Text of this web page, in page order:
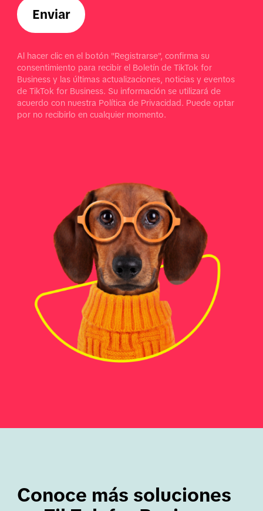
Enviar
Al hacer clic en el botón "Registrarse", confirma su
consentimiento para recibir el Boletín de TikTok for
Business y las últimas actualizaciones, noticias y eventos
de TikTok for Business. Su información se utilizará de
acuerdo con nuestra Política de Privacidad. Puede optar
por no recibirlo en cualquier momento.
Conoce más soluciones